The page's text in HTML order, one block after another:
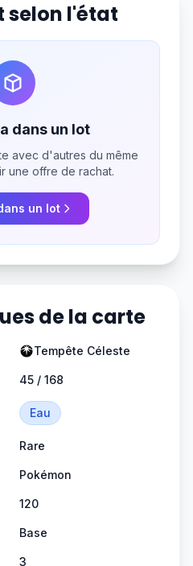
selon l'état
dans un lot
avec d'autres du même
une offre de rachat.
un lot
de la carte
Tempête Céleste
45 / 168
Eau
Rare
Pokémon
120
Base
3